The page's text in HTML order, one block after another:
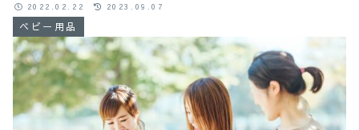
ベビー用品
2022.02.22 2023.09.07